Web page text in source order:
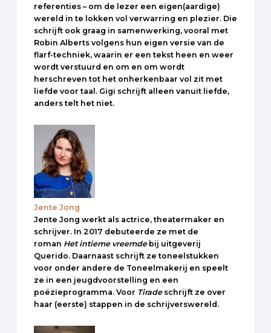
referenties – om de lezer een eigen(aardige)
wereld in te lokken vol verwarring en plezier. Die
schrijft ook graag in samenwerking, vooral met
Robin Alberts volgens hun eigen versie van de
flarf-techniek, waarin er een tekst heen en weer
wordt verstuurd en om en om wordt
herschreven tot het onherkenbaar vol zit met
liefde voor taal. Gigi schrijft alleen vanuit liefde,
anders telt het niet.
Jente Jong
Jente Jong werkt als actrice, theatermaker en
schrijver. In 2017 debuteerde ze met de
roman Het intieme vreemdebij uitgeverij
Querido. Daarnaast schrijft ze toneelstukken
voor onder andere de Toneelmakerij en speelt
ze in een jeugdvoorstelling en een
poëzieprogramma. Voor Tiradeschrijft ze over
haar (eerste) stappen in de schrijverswereld.